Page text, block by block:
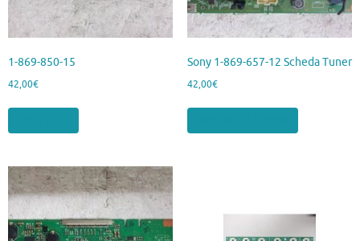
1-869-850-15
42,00€
Sony 1-869-657-12 Scheda Tuner
42,00€